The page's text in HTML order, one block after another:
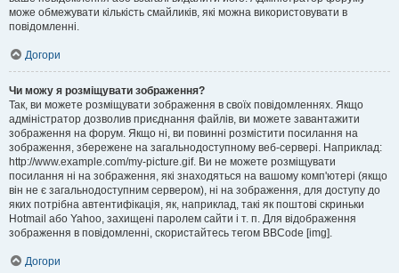
може обмежувати кількість смайликів, які можна використовувати в
повідомленні.
Догори
Чи можу я розміщувати зображення?
Так, ви можете розміщувати зображення в своїх повідомленнях. Якщо
адміністратор дозволив приєднання файлів, ви можете завантажити
зображення на форум. Якщо ні, ви повинні розмістити посилання на
зображення, збережене на загальнодоступному веб-сервері. Наприклад:
http://www.example.com/my-picture.gif. Ви не можете розміщувати
посилання ні на зображення, які знаходяться на вашому комп'ютері (якщо
він не є загальнодоступним сервером), ні на зображення, для доступу до
яких потрібна автентифікація, як, наприклад, такі як поштові скриньки
Hotmail або Yahoo, захищені паролем сайти і т. п. Для відображення
зображення в повідомленні, скористайтесь тегом BBCode [img].
Догори